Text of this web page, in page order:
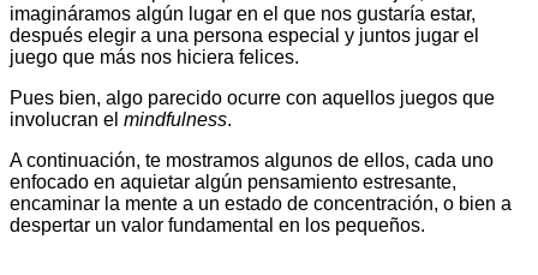
imagináramos algún lugar en el que nos gustaría estar,
después elegir a una persona especial y juntos jugar el
juego que más nos hiciera felices.
Pues bien, algo parecido ocurre con aquellos juegos que
involucran el mindfulness.
A continuación, te mostramos algunos de ellos, cada uno
enfocado en aquietar algún pensamiento estresante,
encaminar la mente a un estado de concentración, o bien a
despertar un valor fundamental en los pequeños.